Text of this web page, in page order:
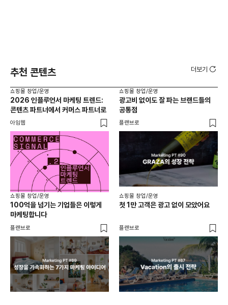
추천 콘텐츠 더보기
쇼핑몰 창업/운영
2026 인플루언서 마케팅 트렌드:
콘텐츠 파트너에서 커머스 파트너로
아임웹
쇼핑몰 창업/운영
광고비 없이도 잘 파는 브랜드들의
공통점
플랜브로
쇼핑몰 창업/운영
100억을 넘기는 기업들은 이렇게
마케팅합니다
플랜브로
쇼핑몰 창업/운영
첫 1만 고객은 광고 없이 모았어요
플랜브로